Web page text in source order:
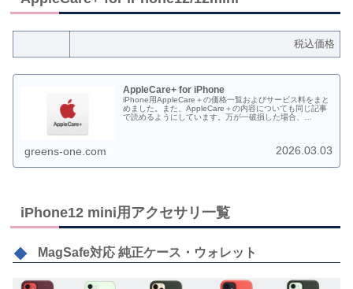
税込価格
AppleCare+ for iPhone
iPhone用AppleCare＋の価格一覧およびサービス料をまと
めました。また、AppleCare＋の内容についても同じ記事
で読めるようにしています。万が一破損した場合、
greens-one.com 2026.03.03
iPhone12 mini用アクセサリ一覧
MagSafe対応 純正ケース・ウォレット